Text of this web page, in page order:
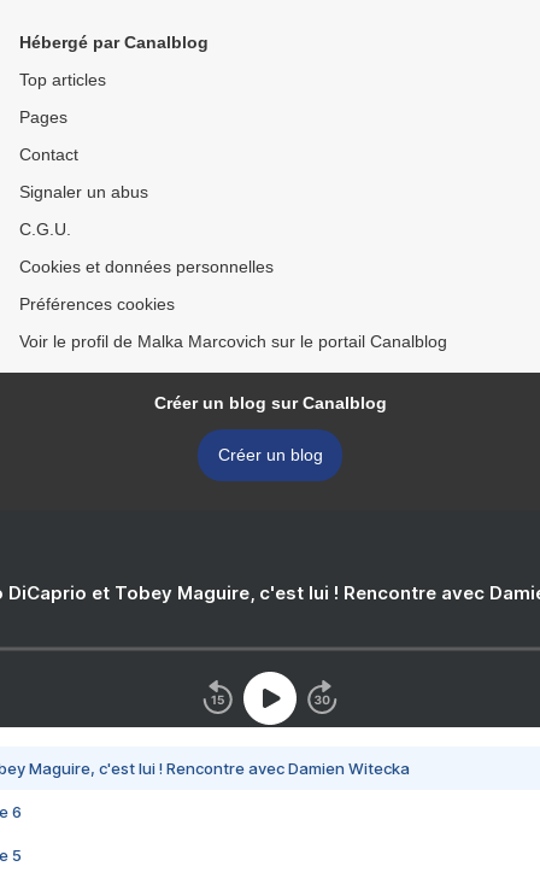
Hébergé par Canalblog
Top articles
Pages
Contact
Signaler un abus
C.G.U.
Cookies et données personnelles
Préférences cookies
Voir le profil de Malka Marcovich sur le portail Canalblog
Créer un blog sur Canalblog
Créer un blog
DiCaprio et Tobey Maguire, c'est lui ! Rencontre avec
Maguire, c'est lui ! Rencontre avec Damien Witecka
6
5